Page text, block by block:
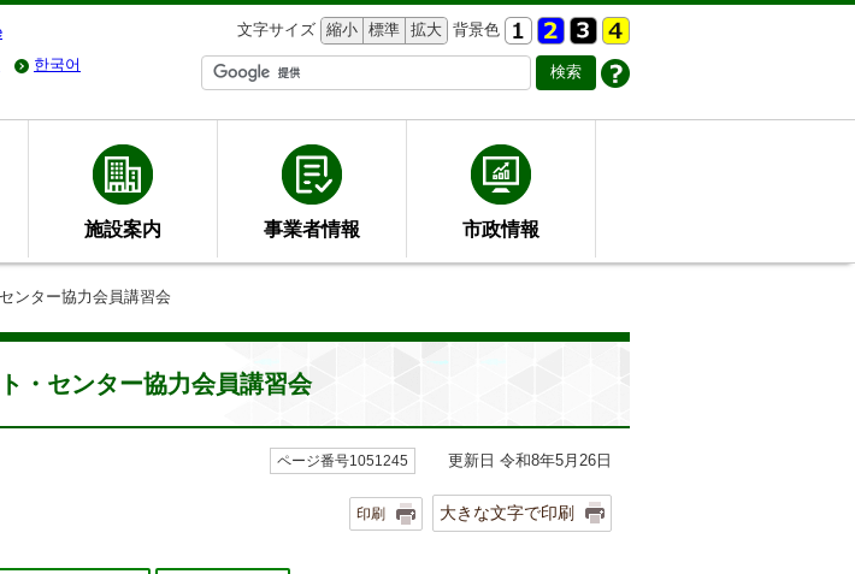
文字サイズ 縮小 標準 拡大 背景色
한국어
施設案内 事業者情報 市政情報
ンター協力会員講習会
・センター協力会員講習会
ページ番号1051245 更新日 令和8年5月26日
印刷 大きな文字で印刷